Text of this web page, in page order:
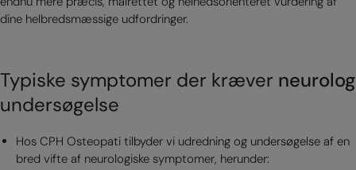
dine helbredsmæssige udfordringer.
Typiske symptomer der kræver neurolog
undersøgelse
Hos CPH Osteopati tilbyder vi udredning og undersøgelse af en
bred vifte af neurologiske symptomer, herunder: